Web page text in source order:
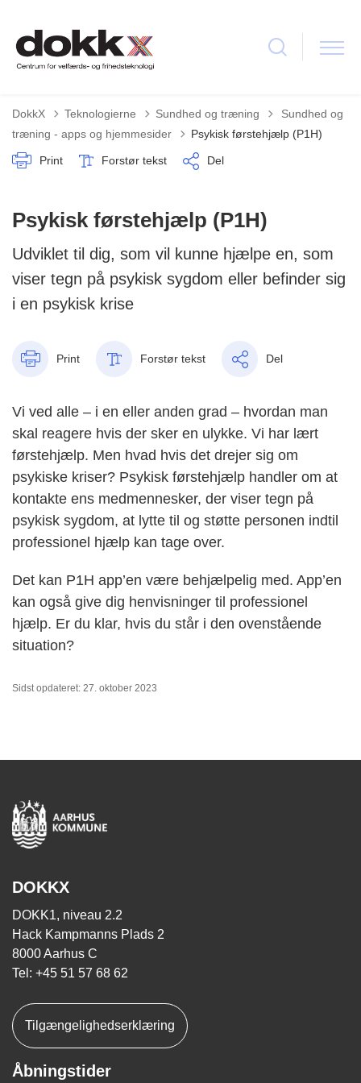
DokkX Teknologierne Sundhed og træning Tilbage til
Sundhed og
træning - apps og hjemmesider
Psykisk førstehjælp (P1H)
Print Forstør tekst Del
Psykisk førstehjælp (P1H)
Udviklet til dig, som vil kunne hjælpe en, som
viser tegn på psykisk sygdom eller befinder sig
i en psykisk krise
Print Forstør tekst Del
Vi ved alle – i en eller anden grad – hvordan man
skal reagere hvis der sker en ulykke. Vi har lært
førstehjælp. Men hvad hvis det drejer sig om
psykiske kriser? Psykisk førstehjælp handler om at
kontakte ens medmennesker, der viser tegn på
psykisk sygdom, at lytte til og støtte personen indtil
professionel hjælp kan tage over.
Det kan P1H app’en være behjælpelig med. App’en
kan også give dig henvisninger til professionel
hjælp. Er du klar, hvis du står i den ovenstående
situation?
Sidst opdateret: 27. oktober 2023
DOKKX
DOKK1, niveau 2.2
Hack Kampmanns Plads 2
8000 Aarhus C
Tel: +45 51 57 68 62
Tilgængelighedserklæring
Åbningstider